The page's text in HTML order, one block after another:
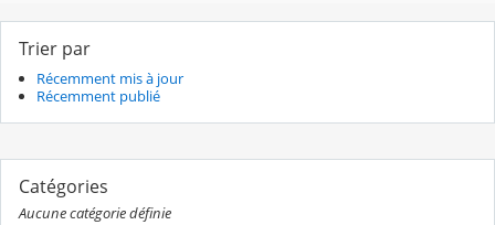
Trier par
Récemment mis à jour
Récemment publié
Catégories
Aucune catégorie définie